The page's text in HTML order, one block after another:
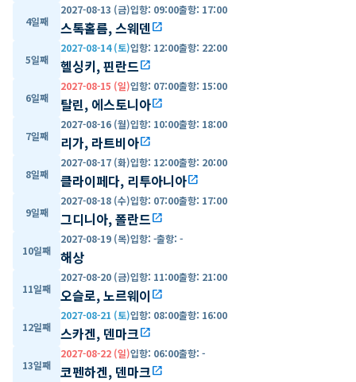
4일째
2027-08-13 (금)입항: 09:00출항: 17:00
스톡홀름, 스웨덴open_in_new
5일째
2027-08-14 (토)입항: 12:00출항: 22:00
헬싱키, 핀란드open_in_new
6일째
2027-08-15 (일)입항: 07:00출항: 15:00
탈린, 에스토니아open_in_new
7일째
2027-08-16 (월)입항: 10:00출항: 18:00
리가, 라트비아open_in_new
8일째
2027-08-17 (화)입항: 12:00출항: 20:00
클라이페다, 리투아니아open_in_new
9일째
2027-08-18 (수)입항: 07:00출항: 17:00
그디니아, 폴란드open_in_new
10일째
2027-08-19 (목)입항: -출항: -
해상
11일째
2027-08-20 (금)입항: 11:00출항: 21:00
오슬로, 노르웨이 open_in_new
12일째
2027-08-21 (토)입항: 08:00출항: 16:00
스카겐, 덴마크open_in_new
13일째
2027-08-22 (일)입항: 06:00출항: -
코펜하겐, 덴마크open_in_new